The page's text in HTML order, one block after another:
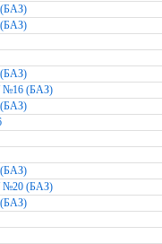
(БАЗ)
(БАЗ)
(БАЗ)
№16 (БАЗ)
(БАЗ)
(БАЗ)
№20 (БАЗ)
(БАЗ)